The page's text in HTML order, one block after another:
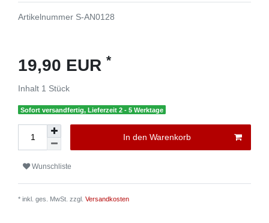
Artikelnummer S-AN0128
19,90 EUR *
Inhalt 1 Stück
Sofort versandfertig, Lieferzeit 2 - 5 Werktage
In den Warenkorb
Wunschliste
* inkl. ges. MwSt. zzgl. Versandkosten